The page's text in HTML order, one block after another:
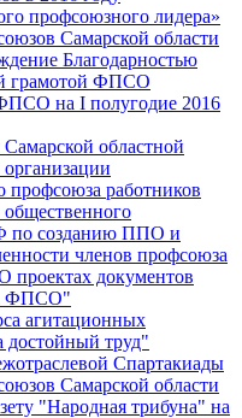
профсоюзного лидера»
Самарской области
Благодарностью
грамотой ФПСО
на I полугодие 2016
областной
профсоюза работников
по созданию ППО и
членов профсоюза
проектах документов
ФПСО"
агитационных
достойный труд"
Спартакиады
Самарской области
"Народная трибуна" на